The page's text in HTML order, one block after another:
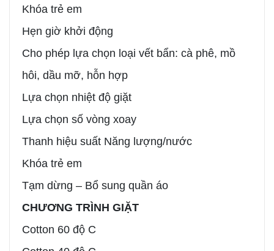
Khóa trẻ em
Hẹn giờ khởi động
Cho phép lựa chọn loại vết bẩn: cà phê, mồ
hôi, dầu mỡ, hỗn hợp
Lựa chọn nhiệt độ giặt
Lựa chọn số vòng xoay
Thanh hiệu suất Năng lượng/nước
Khóa trẻ em
Tạm dừng – Bổ sung quần áo
CHƯƠNG TRÌNH GIẶT
Cotton 60 độ C